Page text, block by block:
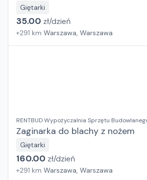
Giętarki
35.00 zł/dzień
+291 km Warszawa, Warszawa
RENTBUD Wypożyczalnia Sprzętu
Elektronarzędzi
Zaginarka do blachy z nożem
Giętarki
160.00 zł/dzień
+291 km Warszawa, Warszawa